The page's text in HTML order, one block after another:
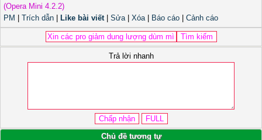
(Opera Mini 4.2.2)
PM
Trích dẫn Like bài viết| Sửa| Xóa| Báo cáo Cảnh cáo
Trả lời nhanh
Chủ đề tương tự